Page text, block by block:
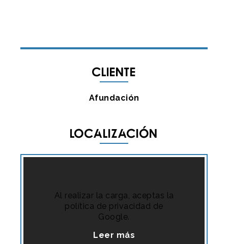
Cliente
Afundación
Localización
Al realizar la carga, aceptas la
política de privacidad de
Google.
Leer más